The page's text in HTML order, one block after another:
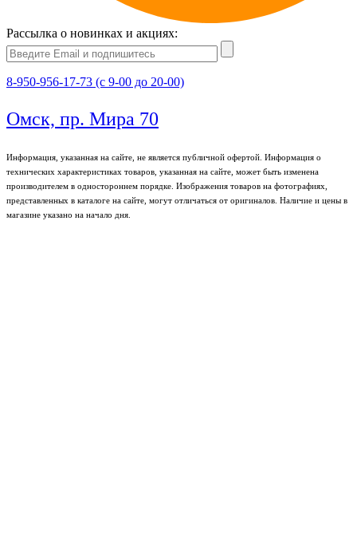
Рассылка о новинках и акциях:
8-950-956-17-73 (с 9-00 до 20-00)
Омск, пр. Мира 70
Информация, указанная на сайте, не является публичной офертой. Информация о
технических характеристиках товаров, указанная на сайте, может быть изменена
производителем в одностороннем порядке. Изображения товаров на фотографиях,
представленных в каталоге на сайте, могут отличаться от оригиналов. Наличие и цены в
магазине указано на начало дня.